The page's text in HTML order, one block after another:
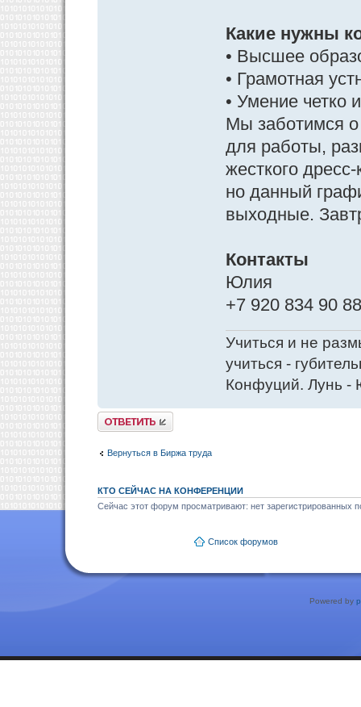
Какие нужны
• Высшее
• Грамотная
• Умение четко
Мы заботимся о
для работы,
жесткого
но данный
выходные.
Контакты
Юлия
+7 920 834 90
Учиться и не
учиться -
Конфуций. Лунь -
Ответить
Вернуться в Биржа труда
КТО СЕЙЧАС НА КОНФЕРЕНЦИИ
Сейчас этот форум просматривают: нет зарегистрированных
Список форумов
Powered by